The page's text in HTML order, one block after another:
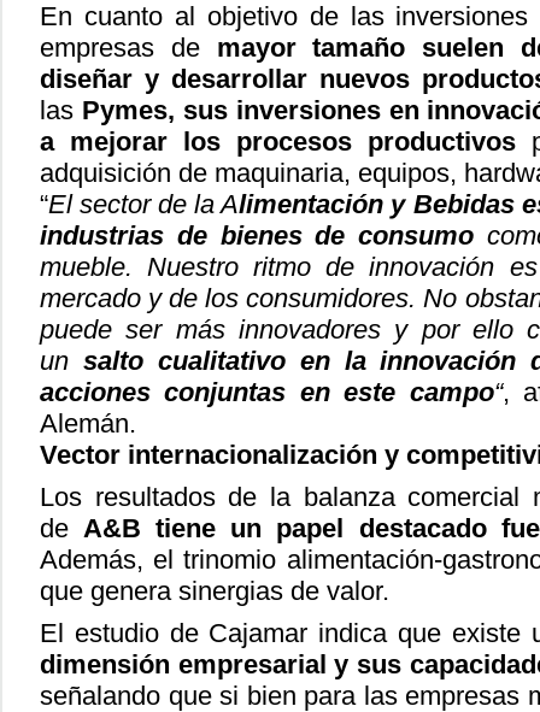
En cuanto al objetivo de las
empresas de mayor tamaño suelen
diseñar y desarrollar nuevos
las Pymes, sus inversiones en
a mejorar los procesos productivos
adquisición de maquinaria, equipos,
“El sector de la Alimentación y Bebidas
industrias de bienes de consumo
mueble. Nuestro ritmo de innovación
mercado y de los consumidores. No
puede ser más innovadores y por ello
un salto cualitativo en la innovación
acciones conjuntas en este campo“,
Alemán.
Vector internacionalización y
Los resultados de la balanza comercial
deA&B tiene un papel destacado
Además, el trinomio alimentación-
que genera sinergias de valor.
El estudio de Cajamar indica que existe
dimensión empresarial y sus
señalando que si bien para las empresas